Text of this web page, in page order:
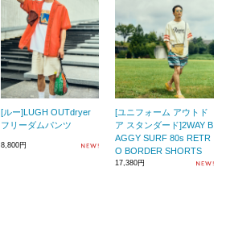
[ルー]LUGH OUTdryer
フリーダムパンツ
8,800円
[ユニフォーム アウトド
ア スタンダード]2WAY B
AGGY SURF 80s RETR
O BORDER SHORTS
17,380円